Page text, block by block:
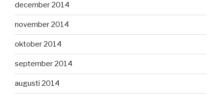
december 2014
november 2014
oktober 2014
september 2014
augusti 2014